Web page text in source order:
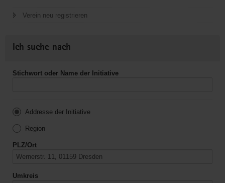
Verein neu registrieren
Ich suche nach
Stichwort oder Name der Initiative
Addresse der Initiative
Region
PLZ/Ort
Umkreis